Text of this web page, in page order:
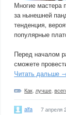
Многие мастера
за нынешней
тенденция,
популярные
Перед началом
сможете
Читать дальше
Как лучше
alfa 7 апреля